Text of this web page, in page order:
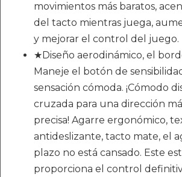
movimientos más baratos,
del tacto mientras juega,
y mejorar el control del juego.
★Diseño aerodinámico, el
Maneje el botón de
sensación cómoda. ¡Cómodo
cruzada para una dirección
precisa! Agarre ergonómico,
antideslizante, tacto mate, el
plazo no está cansado. Este
proporciona el control